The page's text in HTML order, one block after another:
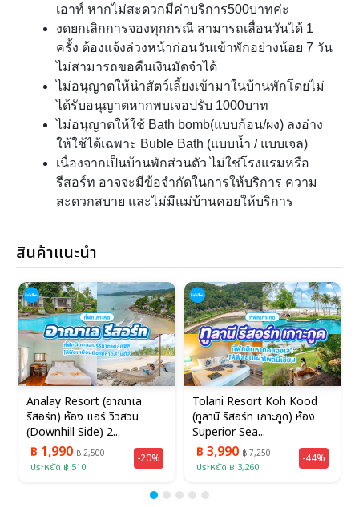
เอาท์ หากไม่สะดวกมีค่าบริการ500บาทค่ะ
งดยกเลิกการจองทุกกรณี สามารถเลื่อนวันได้ 1
ครั้ง ต้องแจ้งล่วงหน้าก่อนวันเข้าพักอย่างน้อย 7 วัน
ไม่สามารถขอคืนเงินมัดจำได้
ไม่อนุญาตให้นำสัตว์เลี้ยงเข้ามาในบ้านพักโดยไม่
ได้รับอนุญาตหากพบเจอปรับ 1000บาท
ไม่อนุญาตให้ใช้ Bath bomb(แบบก้อน/ผง) ลงอ่าง
ให้ใช้ได้เฉพาะ Buble Bath (แบบน้ำ / แบบเจล)
เนื่องจากเป็นบ้านพักส่วนตัว ไม่ใช่โรงแรมหรือ
รีสอร์ท อาจจะมีข้อจำกัดในการให้บริการ ความ
สะดวกสบาย และไม่มีแม่บ้านคอยให้บริการ
สินค้าแนะนำ
Analay Resort (อาณาเล
รีสอร์ท) ห้อง แอร์ วิวสวน
(Downhill Side) 2...
฿ 1,990 ฿ 2,500
ประหยัด ฿ 510
-20%
Tolani Resort Koh Kood
(ทูลานี รีสอร์ท เกาะกูด) ห้อง
Superior Sea...
฿ 3,990฿ 7,250
ประหยัด ฿ 3,260
-44%